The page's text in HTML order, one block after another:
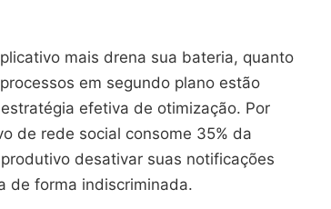
mais drena sua bateria, quanto
em segundo plano estão
efetiva de otimização. Por
de rede social consome 35% da
desativar suas notificações
de forma indiscriminada.